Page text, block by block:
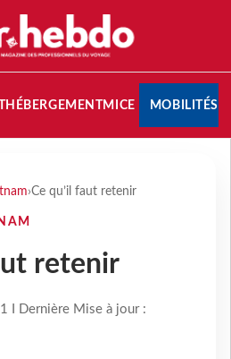
HÉBERGEMENTMICE MOBILITÉS
›Ce qu’il faut retenir
retenir
I Dernière Mise à jour :